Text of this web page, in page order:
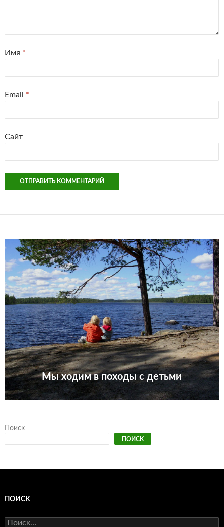
Имя *
Email *
Сайт
Мы ходим в походы с детьми
Поиск
ПОИСК
ПОИСК
Найти: